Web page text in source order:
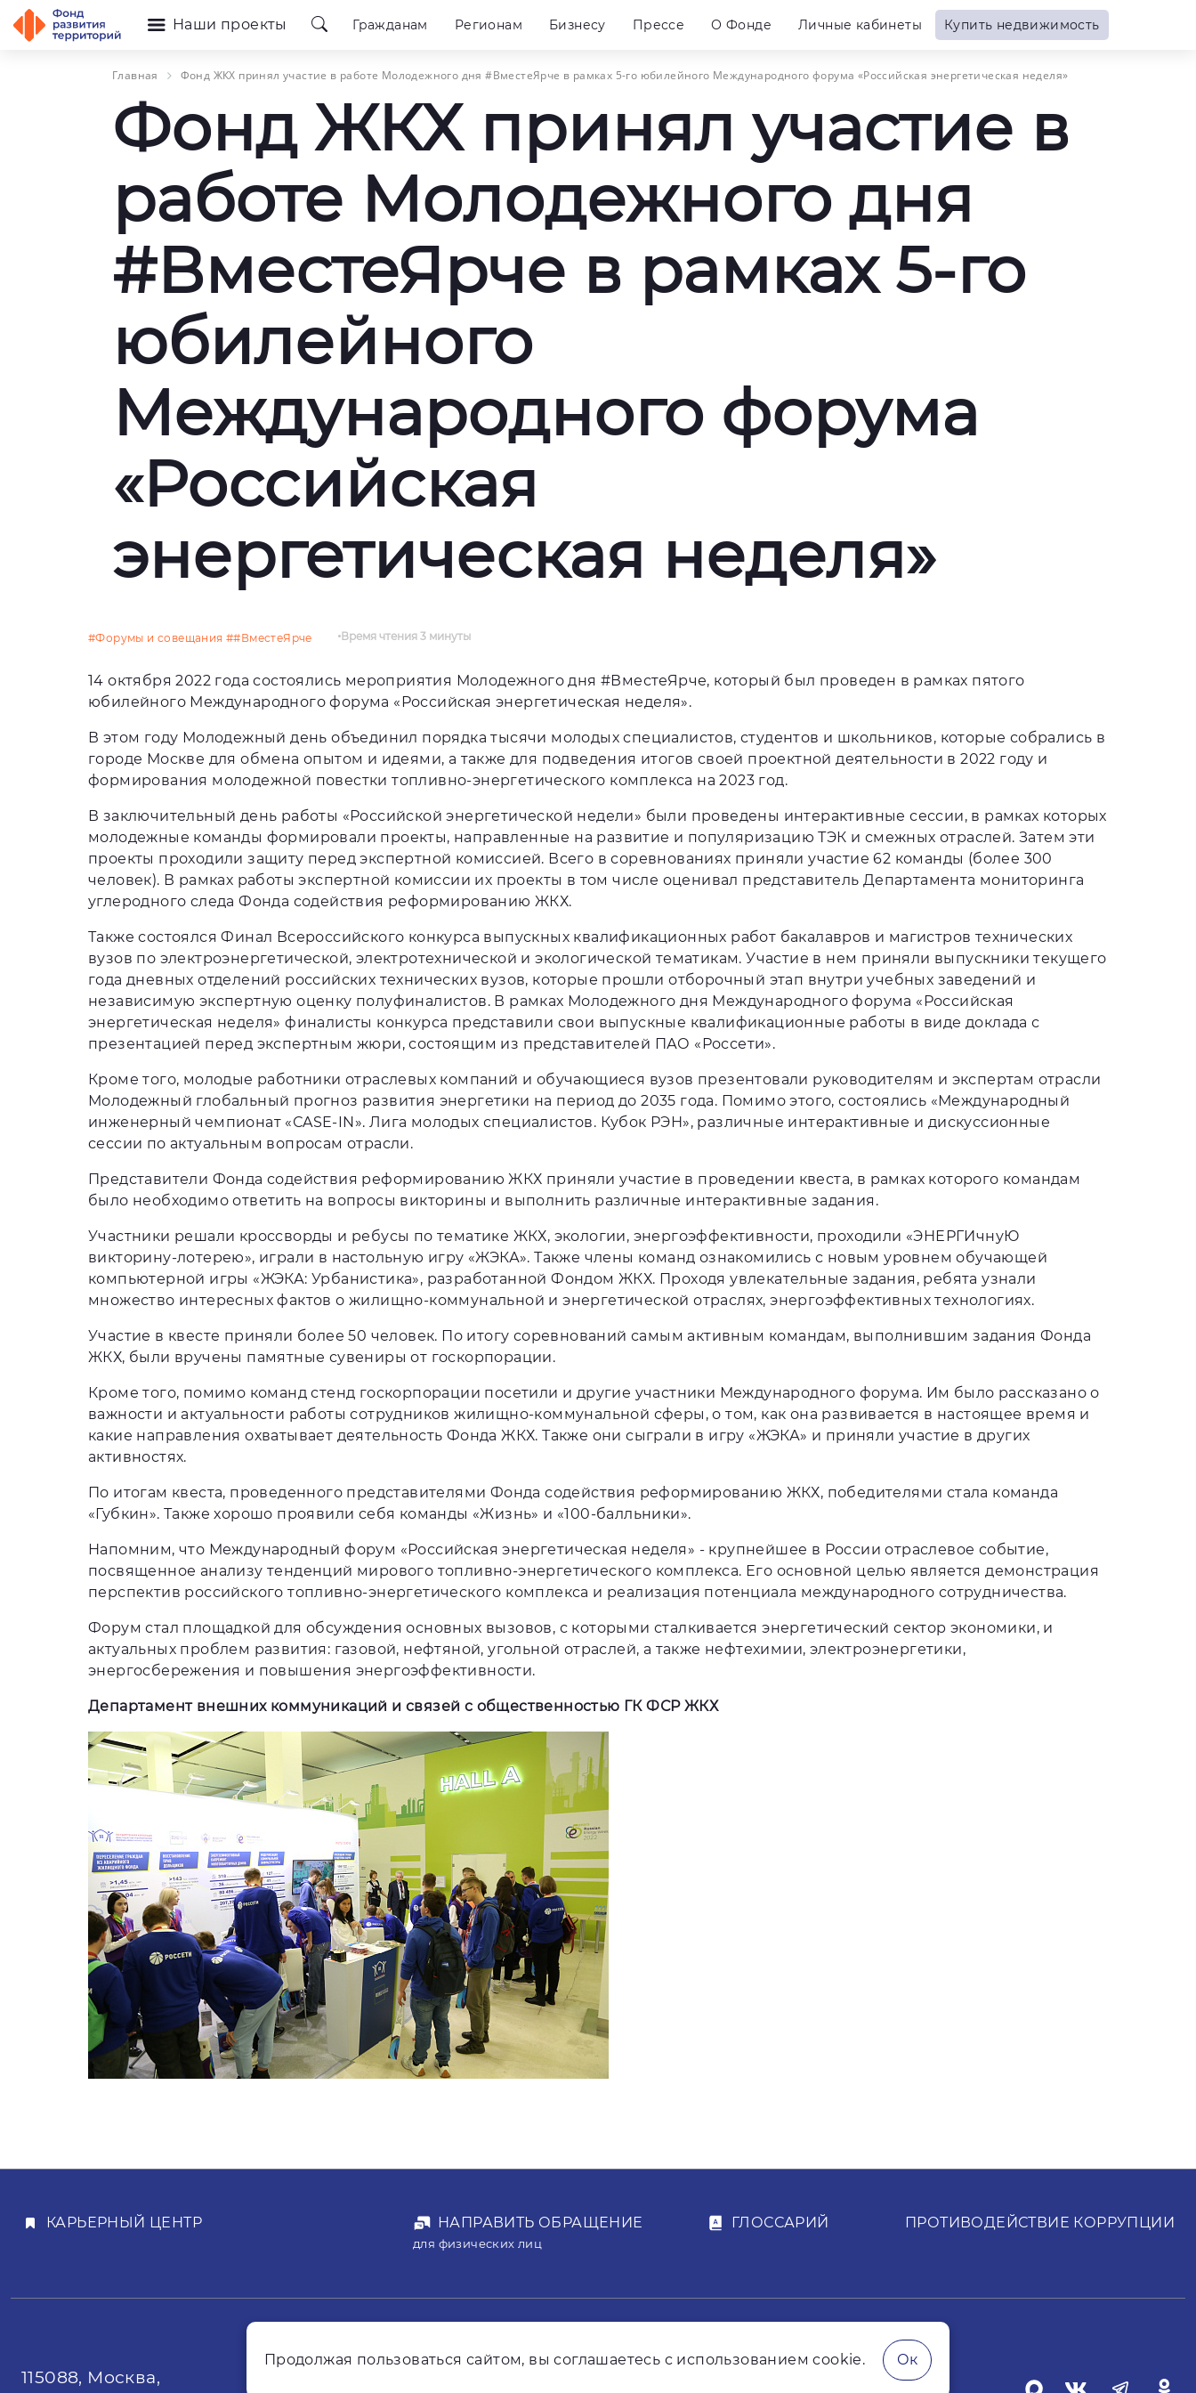
Наши проекты Гражданам Регионам Бизнесу Прессе О Фонде Личные кабинеты Купить недвижимость
Главная Фонд ЖКХ принял участие в работе Молодежного дня #ВместеЯрче в рамках 5-го юбилейного Международного форума «Российская энергетическая неделя»
Фонд ЖКХ принял участие в
работе Молодежного дня
#ВместеЯрче в рамках 5-го
юбилейного
Международного форума
«Российская
энергетическая неделя»
#Форумы и совещания ##ВместеЯрче Время чтения 3 минуты
14 октября 2022 года состоялись мероприятия Молодежного дня #ВместеЯрче, который был проведен в рамках пятого
юбилейного Международного форума «Российская энергетическая неделя».
В этом году Молодежный день объединил порядка тысячи молодых специалистов, студентов и школьников, которые собрались в
городе Москве для обмена опытом и идеями, а также для подведения итогов своей проектной деятельности в 2022 году и
формирования молодежной повестки топливно-энергетического комплекса на 2023 год.
В заключительный день работы «Российской энергетической недели» были проведены интерактивные сессии, в рамках которых
молодежные команды формировали проекты, направленные на развитие и популяризацию ТЭК и смежных отраслей. Затем эти
проекты проходили защиту перед экспертной комиссией. Всего в соревнованиях приняли участие 62 команды (более 300
человек). В рамках работы экспертной комиссии их проекты в том числе оценивал представитель Департамента мониторинга
углеродного следа Фонда содействия реформированию ЖКХ.
Также состоялся Финал Всероссийского конкурса выпускных квалификационных работ бакалавров и магистров технических
вузов по электроэнергетической, электротехнической и экологической тематикам. Участие в нем приняли выпускники текущего
года дневных отделений российских технических вузов, которые прошли отборочный этап внутри учебных заведений и
независимую экспертную оценку полуфиналистов. В рамках Молодежного дня Международного форума «Российская
энергетическая неделя» финалисты конкурса представили свои выпускные квалификационные работы в виде доклада с
презентацией перед экспертным жюри, состоящим из представителей ПАО «Россети».
Кроме того, молодые работники отраслевых компаний и обучающиеся вузов презентовали руководителям и экспертам отрасли
Молодежный глобальный прогноз развития энергетики на период до 2035 года. Помимо этого, состоялись «Международный
инженерный чемпионат «СASE-IN». Лига молодых специалистов. Кубок РЭН», различные интерактивные и дискуссионные
сессии по актуальным вопросам отрасли.
Представители Фонда содействия реформированию ЖКХ приняли участие в проведении квеста, в рамках которого командам
было необходимо ответить на вопросы викторины и выполнить различные интерактивные задания.
Участники решали кроссворды и ребусы по тематике ЖКХ, экологии, энергоэффективности, проходили «ЭНЕРГИчнуЮ
викторину-лотерею», играли в настольную игру «ЖЭКА». Также члены команд ознакомились с новым уровнем обучающей
компьютерной игры «ЖЭКА: Урбанистика», разработанной Фондом ЖКХ. Проходя увлекательные задания, ребята узнали
множество интересных фактов о жилищно-коммунальной и энергетической отраслях, энергоэффективных технологиях.
Участие в квесте приняли более 50 человек. По итогу соревнований самым активным командам, выполнившим задания Фонда
ЖКХ, были вручены памятные сувениры от госкорпорации.
Кроме того, помимо команд стенд госкорпорации посетили и другие участники Международного форума. Им было рассказано о
важности и актуальности работы сотрудников жилищно-коммунальной сферы, о том, как она развивается в настоящее время и
какие направления охватывает деятельность Фонда ЖКХ. Также они сыграли в игру «ЖЭКА» и приняли участие в других
активностях.
По итогам квеста, проведенного представителями Фонда содействия реформированию ЖКХ, победителями стала команда
«Губкин». Также хорошо проявили себя команды «Жизнь» и «100-балльники».
Напомним, что Международный форум «Российская энергетическая неделя» - крупнейшее в России отраслевое событие,
посвященное анализу тенденций мирового топливно-энергетического комплекса. Его основной целью является демонстрация
перспектив российского топливно-энергетического комплекса и реализация потенциала международного сотрудничества.
Форум стал площадкой для обсуждения основных вызовов, с которыми сталкивается энергетический сектор экономики, и
актуальных проблем развития: газовой, нефтяной, угольной отраслей, а также нефтехимии, электроэнергетики,
энергосбережения и повышения энергоэффективности.
Департамент внешних коммуникаций и связей с общественностью ГК ФСР ЖКХ
КАРЬЕРНЫЙ ЦЕНТР НАПРАВИТЬ ОБРАЩЕНИЕ
для физических лиц
ГЛОССАРИЙ ПРОТИВОДЕЙСТВИЕ КОРРУПЦИИ
115088, Москва,
8 800 7007-214
Продолжая пользоваться сайтом, вы соглашаетесь с использованием cookie. Ок